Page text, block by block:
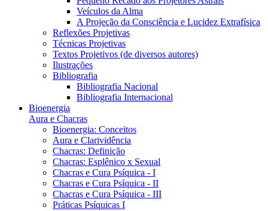
Veículos da Alma
A Projeção da Consciência e Lucidez Extrafísica
Reflexões Projetivas
Técnicas Projetivas
Textos Projetivos (de diversos autores)
Ilustrações
Bibliografia
Bibliografia Nacional
Bibliografia Internacional
Bioenergia
Aura e Chacras
Bioenergia: Conceitos
Aura e Clarividência
Chacras: Definição
Chacras: Esplênico x Sexual
Chacras e Cura Psíquica - I
Chacras e Cura Psíquica - II
Chacras e Cura Psíquica - III
Práticas Psíquicas I